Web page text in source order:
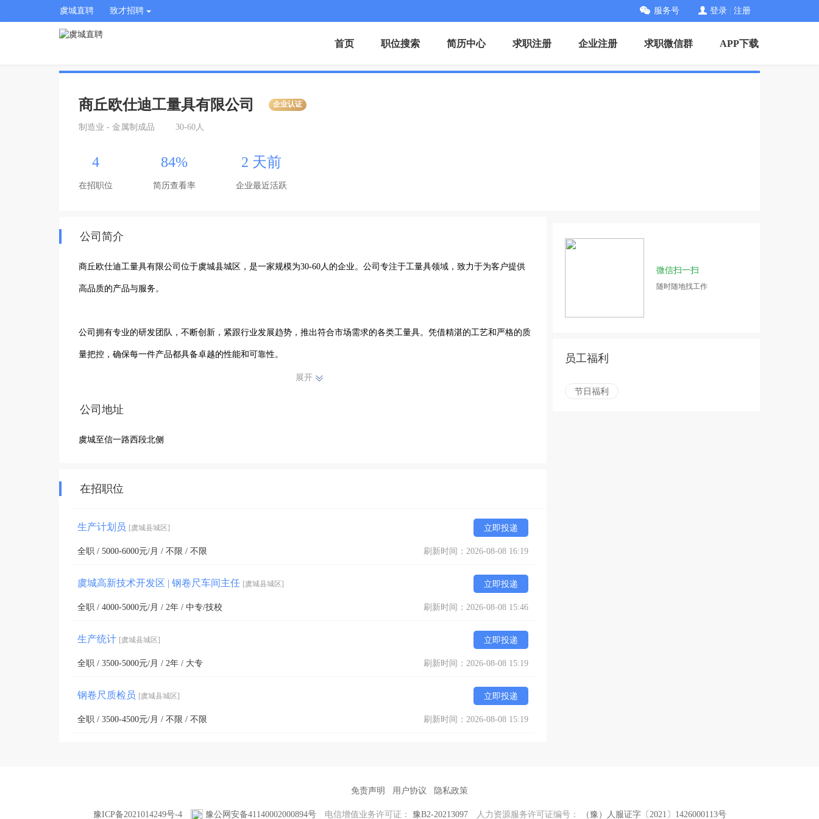
虞城直聘 致才招聘 服务号 登录 注册
首页 职位搜索 简历中心 求职注册 企业注册 求职微信群 APP下载
商丘欧仕迪工量具有限公司 企业认证
制造业 - 金属制成品 30-60人
4
在招职位
84%
简历查看率
2 天前
企业最近活跃
公司简介
商丘欧仕迪工量具有限公司位于虞城县城区，是一家规模为30-60人的企业。公司专注于工量具领域，致力于为客户提供
高品质的产品与服务。
公司拥有专业的研发团队，不断创新，紧跟行业发展趋势，推出符合市场需求的各类工量具。凭借精湛的工艺和严格的质
量把控，确保每一件产品都具备卓越的性能和可靠性。
展注入强大动力。
商丘欧仕迪工量具有限公司始终坚持以客户为中心，以优质的产品和服务满足客户需求，在工量具市场中不断发展壮大，
逐步树立起良好的品牌形象，成为虞城县城区工量具行业的一颗璀璨之星。
展开
公司地址
虞城至信一路西段北侧
在招职位
生产计划员 [虞城县城区] 立即投递
全职 / 5000-6000元/月 / 不限 / 不限 刷新时间：2026-08-08 16:19
虞城高新技术开发区 | 钢卷尺车间主任 [虞城县城区] 立即投递
全职 / 4000-5000元/月 / 2年 / 中专/技校 刷新时间：2026-08-08 15:46
生产统计 [虞城县城区] 立即投递
全职 / 3500-5000元/月 / 2年 / 大专 刷新时间：2026-08-08 15:19
钢卷尺质检员 [虞城县城区] 立即投递
全职 / 3500-4500元/月 / 不限 / 不限 刷新时间：2026-08-08 15:19
微信扫一扫
随时随地找工作
员工福利
节日福利
免责声明 用户协议 隐私政策
豫ICP备2021014249号-4 豫公网安备41140002000894号 电信增值业务许可证： 豫B2-20213097 人力资源服务许可证编号： （豫）人服证字〔2021〕1426000113号